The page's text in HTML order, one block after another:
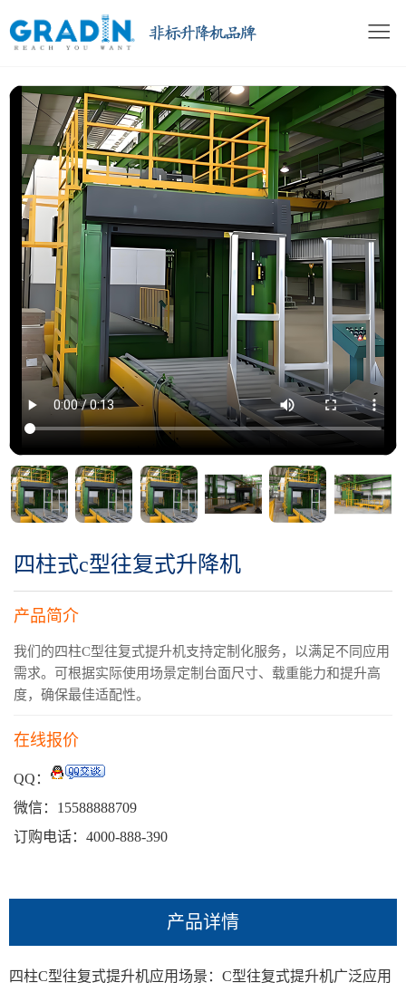
四柱式c型往复式升降机
产品简介
我们的四柱C型往复式提升机支持定制化服务，以满足不同应用
需求。可根据实际使用场景定制台面尺寸、载重能力和提升高
度，确保最佳适配性。
在线报价
QQ：
微信：15588888709
订购电话：4000-888-390
产品详情
四柱C型往复式提升机应用场景：C型往复式提升机广泛应用